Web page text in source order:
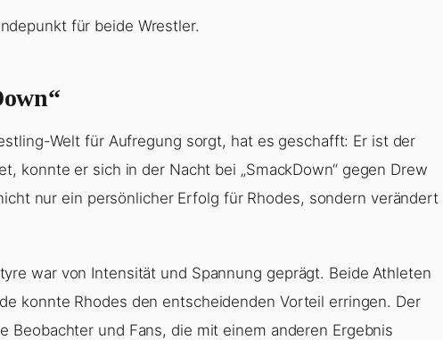
für beide Wrestler.
Welt für Aufregung sorgt, hat es geschafft: Er ist der
konnte er sich in der Nacht bei „SmackDown“ gegen Drew
nur ein persönlicher Erfolg für Rhodes, sondern verändert
war von Intensität und Spannung geprägt. Beide Athleten
konnte Rhodes den entscheidenden Vorteil erringen. Der
Beobachter und Fans, die mit einem anderen Ergebnis